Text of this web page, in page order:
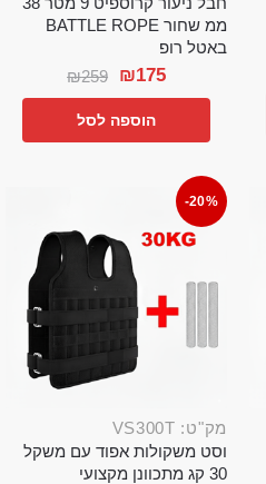
ממ שחור BATTLE ROPE
באטל רופ
₪259 ₪175
הוספה לסל
-20%
מק"ט: VS300T
וסט משקולות אפוד עם משקל
30 קג מתכוונן מקצועי